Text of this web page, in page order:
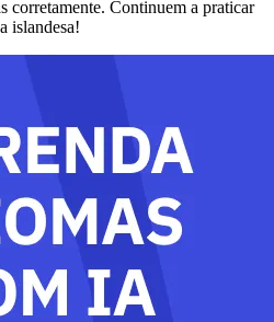
corretamente. Continuem a praticar
islandesa!